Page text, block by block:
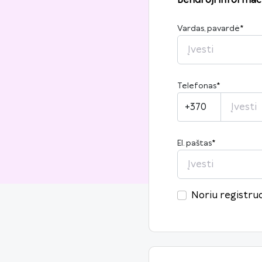
Vardas, pavardė*
Telefonas*
+370
El. paštas*
Noriu